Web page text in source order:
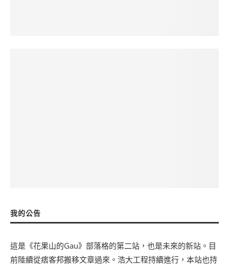
我的公告
這是《花果山的Gau》部落格的第二站，也是未來的新站。目
前陸續從痞客邦搬移文章過來。浩大工程持續進行，本站也持